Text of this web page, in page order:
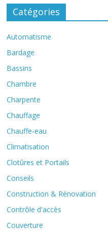
Catégories
Automatisme
Bardage
Bassins
Chambre
Charpente
Chauffage
Chauffe-eau
Climatisation
Clotûres et Portails
Conseils
Construction & Rénovation
Contrôle d'accès
Couverture